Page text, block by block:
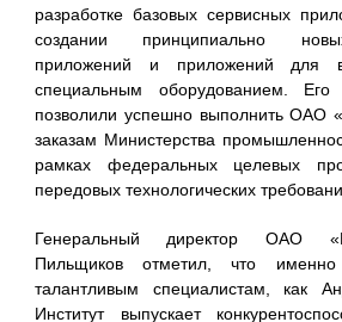
разработке базовых сервисных
создании принципиально
приложений и приложений для
специальным оборудованием.
позволили успешно выполнить ОАО
заказам Министерства
рамках федеральных целевых
передовых технологических
Генеральный директор ОАО
Пильщиков отметил, что именно
талантливым специалистам, как
Институт выпускает